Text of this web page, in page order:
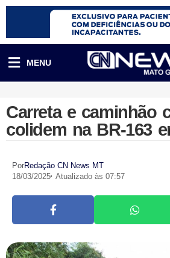
MENU
Carreta e caminhão
colidem na BR-163
PorRedação CN News MT
18/03/2025 Atualizado às 07:57